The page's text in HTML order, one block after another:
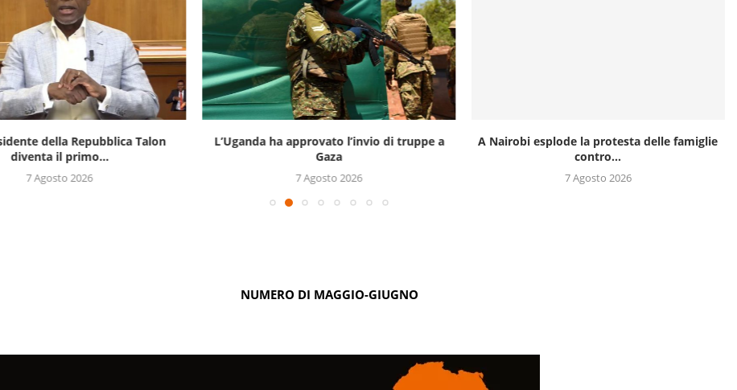
della Repubblica Talon
diventa il primo...
7 Agosto 2026
L’Uganda ha approvato l’invio di truppe a
Gaza
7 Agosto 2026
A Nairobi esplode la protesta delle famiglie
contro...
7 Agosto 2026
NUMERO DI MAGGIO-GIUGNO